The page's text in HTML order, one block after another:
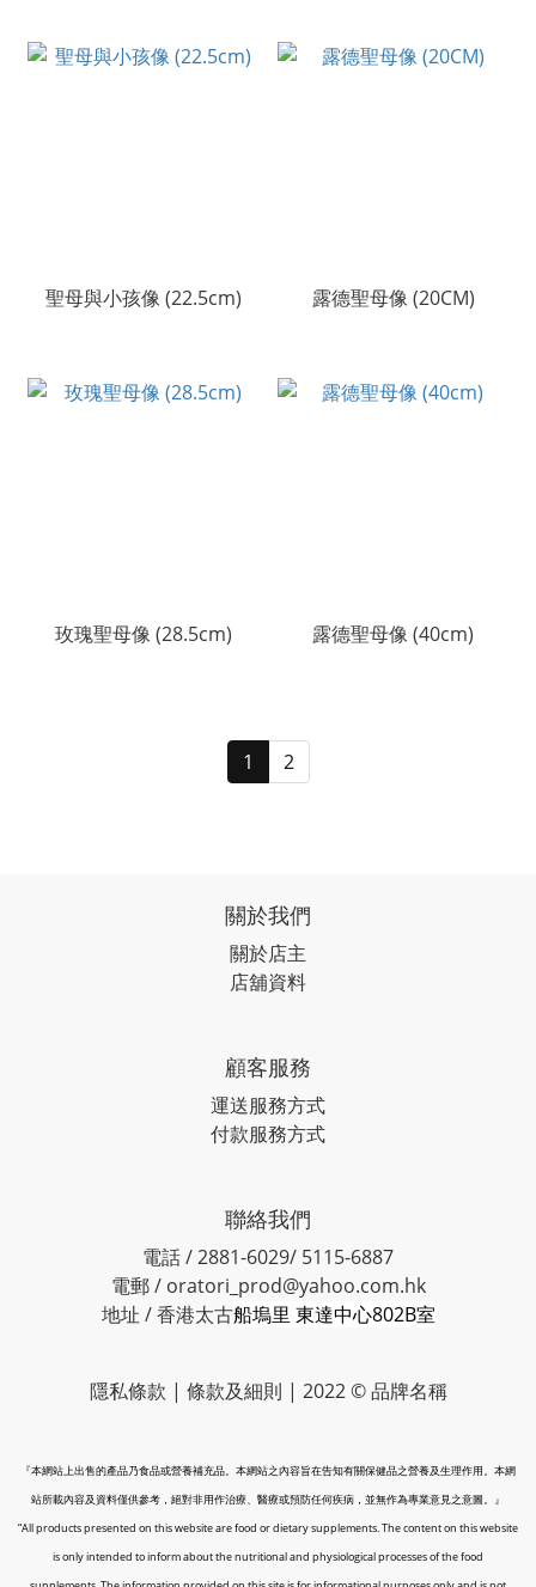
聖母與小孩像 (22.5cm) 露德聖母像 (20CM)
玫瑰聖母像 (28.5cm) 露德聖母像 (40cm)
1 2
關於我們
關於店主
店舖資料
顧客服務
運送服務方式
付款服務方式
聯絡我們
電話 / 2881-6029/ 5115-6887
電郵 / oratori_prod@yahoo.com.hk
地址 / 香港太古船塢里 東達中心802B室
隱私條款 | 條款及細則 | 2022 © 品牌名稱
『本網站上出售的產品乃食品或營養補充品。本網站之內容旨在告知有關保健品之營養及生理作用。本網
站所載內容及資料僅供參考，絕對非用作治療、醫療或預防任何疾病，並無作為專業意見之意圖。』
“All products presented on this website are food or dietary supplements. The content on this website
is only intended to inform about the nutritional and physiological processes of the food